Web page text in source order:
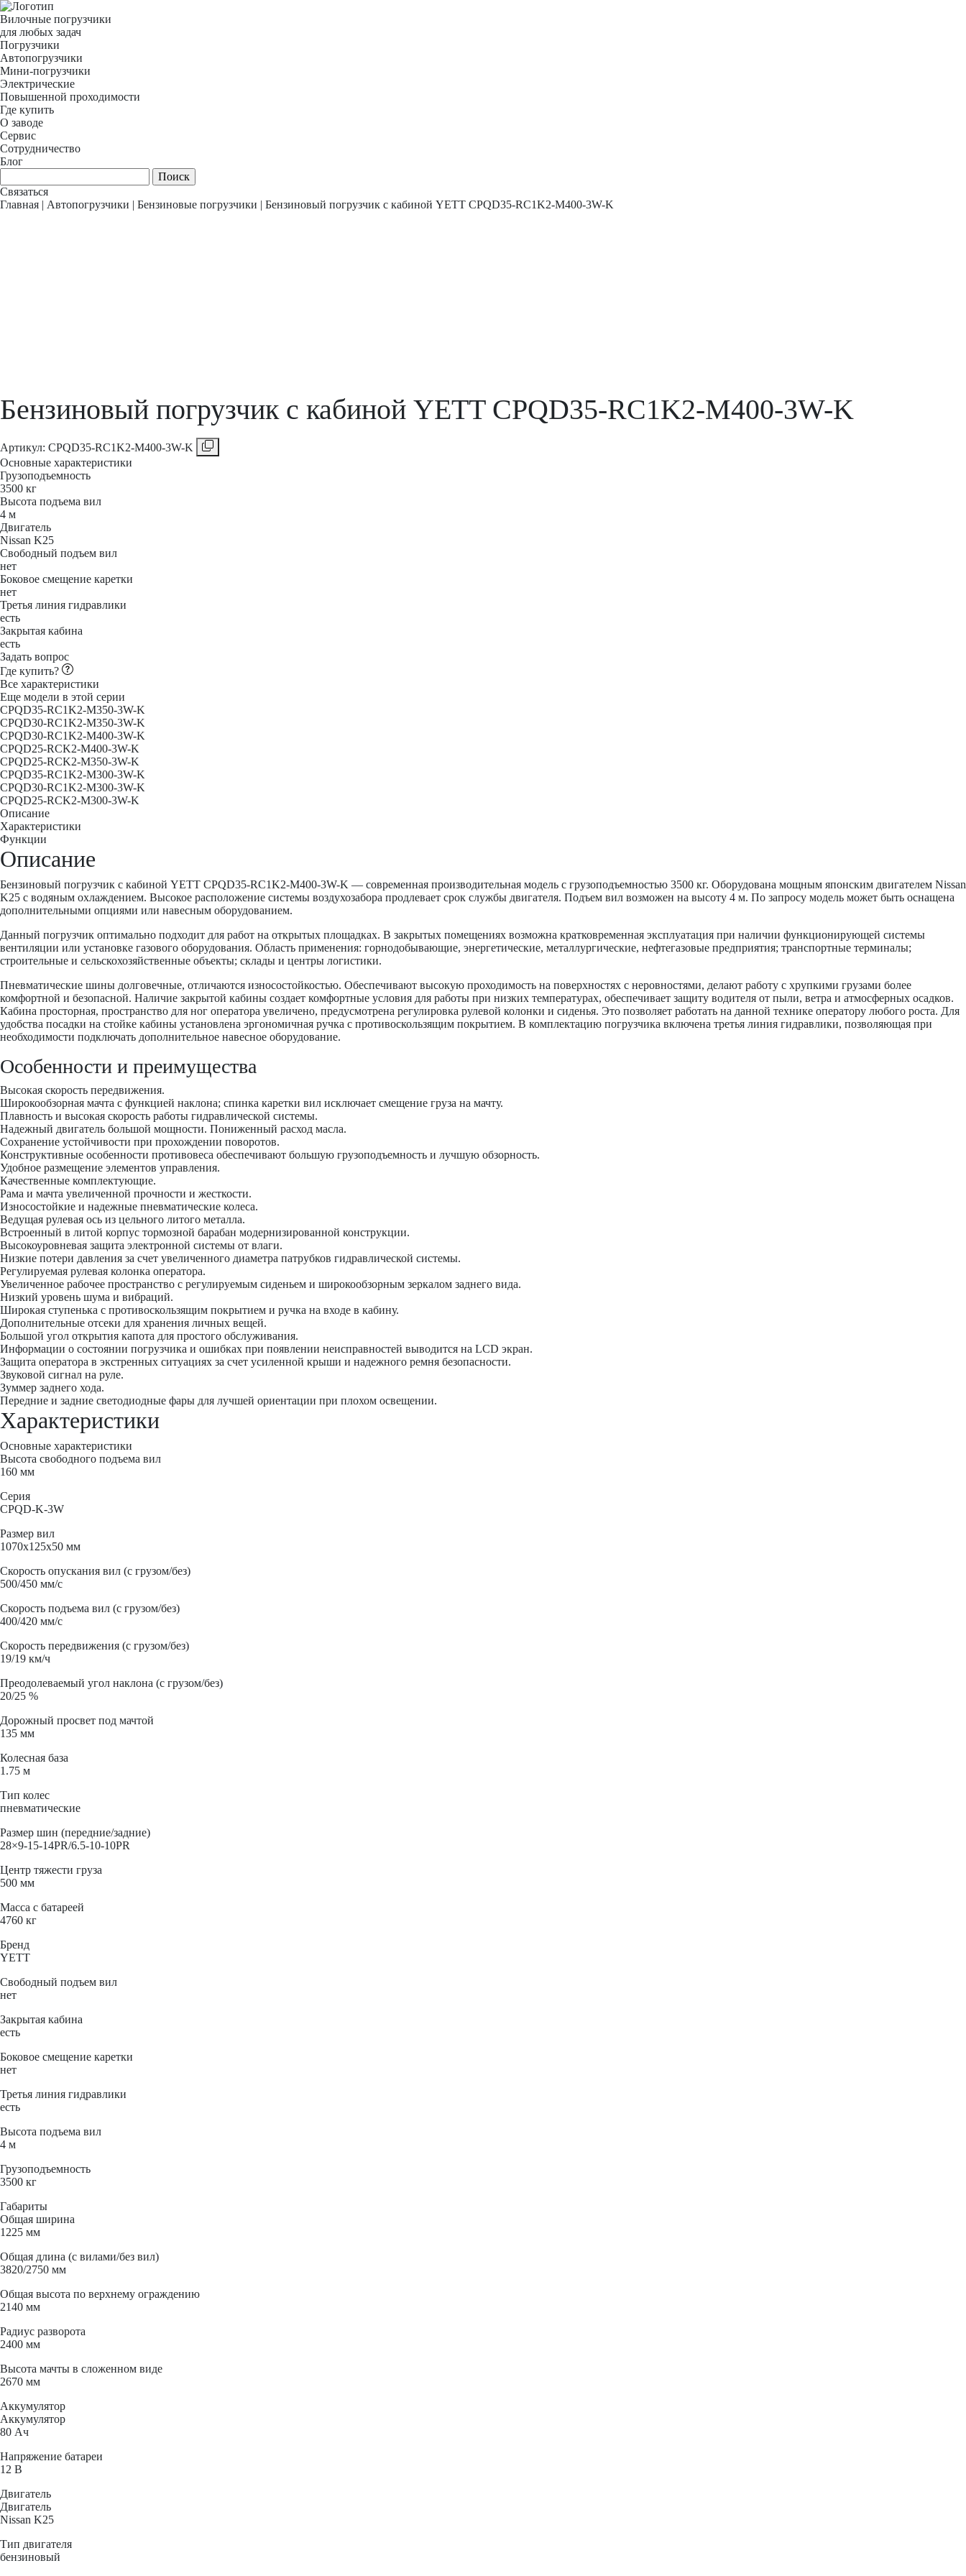
Вилочные погрузчики
для любых задач
Погрузчики
Автопогрузчики
Мини-погрузчики
Электрические
Повышенной проходимости
Где купить
О заводе
Сервис
Сотрудничество
Блог
Связаться
Главная | Автопогрузчики | Бензиновые погрузчики | Бензиновый погрузчик с кабиной YETT CPQD35-RC1K2-M400-3W-K
Бензиновый погрузчик с кабиной YETT CPQD35-RC1K2-M400-3W-K
Aртикул: CPQD35-RC1K2-M400-3W-K
Основные характеристики
Грузоподъемность
3500 кг
Высота подъема вил
4 м
Двигатель
Nissan K25
Свободный подъем вил
нет
Боковое смещение каретки
нет
Третья линия гидравлики
есть
Закрытая кабина
есть
Задать вопрос
Где купить?
Все характеристики
Еще модели в этой серии
CPQD35-RC1K2-M350-3W-K
CPQD30-RC1K2-M350-3W-K
CPQD30-RC1K2-M400-3W-K
CPQD25-RCK2-M400-3W-K
CPQD25-RCK2-M350-3W-K
CPQD35-RC1K2-M300-3W-K
CPQD30-RC1K2-M300-3W-K
CPQD25-RCK2-M300-3W-K
Описание
Характеристики
Функции
Описание
Бензиновый погрузчик с кабиной YETT CPQD35-RC1K2-M400-3W-K — современная производительная модель с грузоподъемностью 3500 кг. Оборудована мощным японским двигателем Nissan
K25 с водяным охлаждением. Высокое расположение системы воздухозабора продлевает срок службы двигателя. Подъем вил возможен на высоту 4 м. По запросу модель может быть оснащена
дополнительными опциями или навесным оборудованием.
Данный погрузчик оптимально подходит для работ на открытых площадках. В закрытых помещениях возможна кратковременная эксплуатация при наличии функционирующей системы
вентиляции или установке газового оборудования. Область применения: горнодобывающие, энергетические, металлургические, нефтегазовые предприятия; транспортные терминалы;
строительные и сельскохозяйственные объекты; склады и центры логистики.
Пневматические шины долговечные, отличаются износостойкостью. Обеспечивают высокую проходимость на поверхностях с неровностями, делают работу с хрупкими грузами более
комфортной и безопасной. Наличие закрытой кабины создает комфортные условия для работы при низких температурах, обеспечивает защиту водителя от пыли, ветра и атмосферных осадков.
Кабина просторная, пространство для ног оператора увеличено, предусмотрена регулировка рулевой колонки и сиденья. Это позволяет работать на данной технике оператору любого роста. Для
удобства посадки на стойке кабины установлена эргономичная ручка с противоскользящим покрытием. В комплектацию погрузчика включена третья линия гидравлики, позволяющая при
необходимости подключать дополнительное навесное оборудование.
Особенности и преимущества
Высокая скорость передвижения.
Широкообзорная мачта с функцией наклона; спинка каретки вил исключает смещение груза на мачту.
Плавность и высокая скорость работы гидравлической системы.
Надежный двигатель большой мощности. Пониженный расход масла.
Сохранение устойчивости при прохождении поворотов.
Конструктивные особенности противовеса обеспечивают большую грузоподъемность и лучшую обзорность.
Удобное размещение элементов управления.
Качественные комплектующие.
Рама и мачта увеличенной прочности и жесткости.
Износостойкие и надежные пневматические колеса.
Ведущая рулевая ось из цельного литого металла.
Встроенный в литой корпус тормозной барабан модернизированной конструкции.
Высокоуровневая защита электронной системы от влаги.
Низкие потери давления за счет увеличенного диаметра патрубков гидравлической системы.
Регулируемая рулевая колонка оператора.
Увеличенное рабочее пространство с регулируемым сиденьем и широкообзорным зеркалом заднего вида.
Низкий уровень шума и вибраций.
Широкая ступенька с противоскользящим покрытием и ручка на входе в кабину.
Дополнительные отсеки для хранения личных вещей.
Большой угол открытия капота для простого обслуживания.
Информации о состоянии погрузчика и ошибках при появлении неисправностей выводится на LCD экран.
Защита оператора в экстренных ситуациях за счет усиленной крыши и надежного ремня безопасности.
Звуковой сигнал на руле.
Зуммер заднего хода.
Передние и задние светодиодные фары для лучшей ориентации при плохом освещении.
Характеристики
Основные характеристики
Высота свободного подъема вил
160 мм
Серия
CPQD-K-3W
Размер вил
1070x125x50 мм
Скорость опускания вил (с грузом/без)
500/450 мм/с
Скорость подъема вил (с грузом/без)
400/420 мм/с
Скорость передвижения (с грузом/без)
19/19 км/ч
Преодолеваемый угол наклона (с грузом/без)
20/25 %
Дорожный просвет под мачтой
135 мм
Колесная база
1.75 м
Тип колес
пневматические
Размер шин (передние/задние)
28×9-15-14PR/6.5-10-10PR
Центр тяжести груза
500 мм
Масса с батареей
4760 кг
Бренд
YETT
Свободный подъем вил
нет
Закрытая кабина
есть
Боковое смещение каретки
нет
Третья линия гидравлики
есть
Высота подъема вил
4 м
Грузоподъемность
3500 кг
Габариты
Общая ширина
1225 мм
Общая длина (с вилами/без вил)
3820/2750 мм
Общая высота по верхнему ограждению
2140 мм
Радиус разворота
2400 мм
Высота мачты в сложенном виде
2670 мм
Аккумулятор
Аккумулятор
80 Ач
Напряжение батареи
12 B
Двигатель
Двигатель
Nissan K25
Тип двигателя
бензиновый